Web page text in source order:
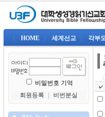
HOME 세계선교 각부
비밀번호 기억
회원등록
비번분실